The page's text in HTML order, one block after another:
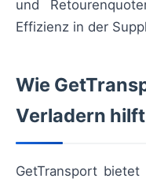
und
Effizienz in der
Wie
Verladern hilft
GetTransport